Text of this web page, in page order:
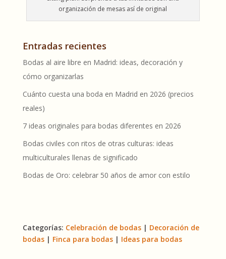
organización de mesas así de original
Entradas recientes
Bodas al aire libre en Madrid: ideas, decoración y
cómo organizarlas
Cuánto cuesta una boda en Madrid en 2026 (precios
reales)
7 ideas originales para bodas diferentes en 2026
Bodas civiles con ritos de otras culturas: ideas
multiculturales llenas de significado
Bodas de Oro: celebrar 50 años de amor con estilo
Categorías: Celebración de bodas| Decoración de
bodas| Finca para bodas| Ideas para bodas